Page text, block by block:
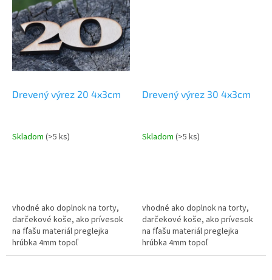
Drevený výrez 20 4x3cm
Skladom (>5 ks)
vhodné ako doplnok na torty,
darčekové koše, ako prívesok
na fľašu materiál preglejka
hrúbka 4mm topoľ
Drevený výrez 30 4x3cm
Skladom (>5 ks)
vhodné ako doplnok na torty,
darčekové koše, ako prívesok
na fľašu materiál preglejka
hrúbka 4mm topoľ